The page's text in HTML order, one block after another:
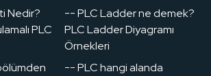
Nedir?
PLC
-- PLC Ladder ne demek?
PLC Ladder Diyagramı
Örnekleri
-- PLC hangi alanda